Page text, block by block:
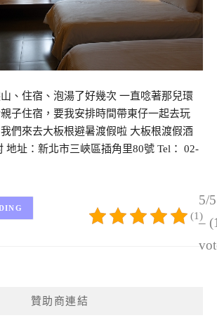
、住宿、泡湯了好幾次 一直唸著那兒環
子住宿，要我安排時間帶東仔一起去玩
們來去大板根避暑渡假啦 大板根渡假酒
地址：新北市三峽區插角里80號 Tel： 02-
5/5
–
(1)
贊助商連結